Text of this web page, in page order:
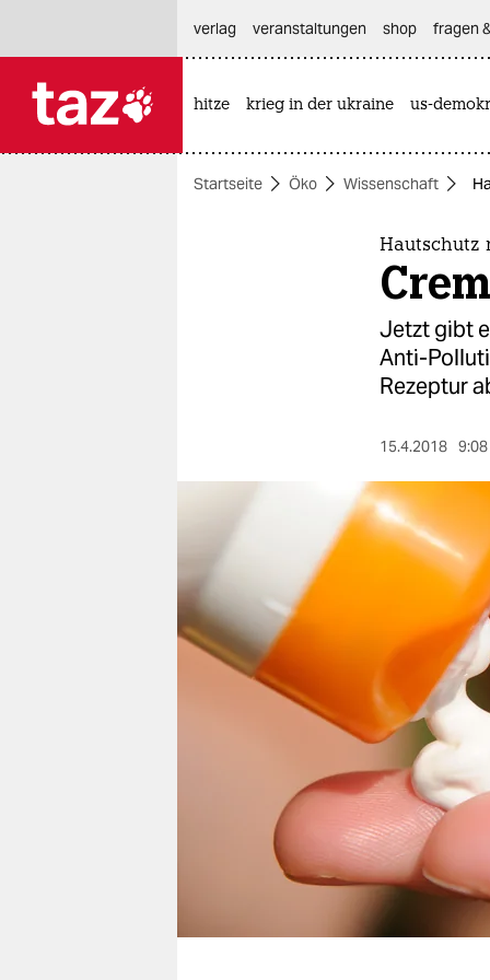
themen
wahrheit
verlag
veranstaltungen
fragen & hilfe
unterstützen
genossenschaft
verlag
veranstaltungen shop fragen
hitze krieg in der ukraine us-
Startseite Öko Wissenschaft
Hautschutz
Jetzt gibt
Anti-
Rezeptur
15.4.2018